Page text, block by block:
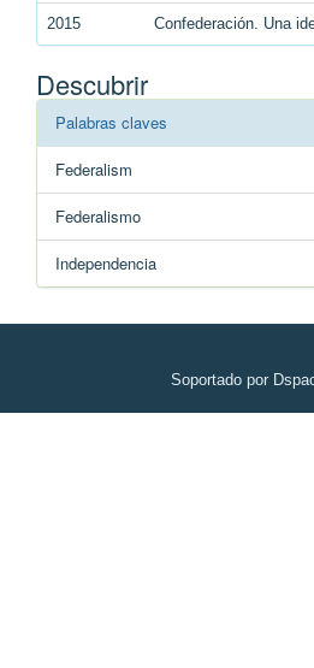
2015 Confederación. Una
Descubrir
Palabras claves
Federalism
Federalismo
Independencia
Soportado por